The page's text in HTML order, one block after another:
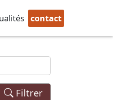
contact
Filtrer